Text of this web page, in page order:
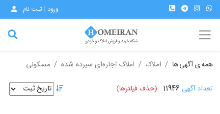
ورود | ثبت نام
همه ی آگهی ها املاک املاک اجاره‌ای سپرده شده مسکونی
تعداد آگهی 11946 (حذف فیلترها)